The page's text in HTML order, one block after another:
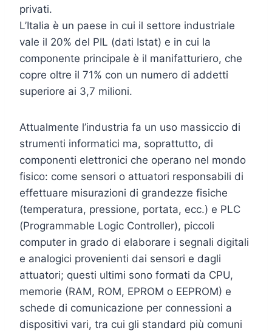
privati.
L’Italia è un paese in cui il settore industriale
vale il 20% del PIL (dati Istat) e in cui la
componente principale è il manifatturiero, che
copre oltre il 71% con un numero di addetti
superiore ai 3,7 milioni.
Attualmente l’industria fa un uso massiccio di
strumenti informatici ma, soprattutto, di
componenti elettronici che operano nel mondo
fisico: come sensori o attuatori responsabili di
effettuare misurazioni di grandezze fisiche
(temperatura, pressione, portata, ecc.) e PLC
(Programmable Logic Controller), piccoli
computer in grado di elaborare i segnali digitali
e analogici provenienti dai sensori e dagli
attuatori; questi ultimi sono formati da CPU,
memorie (RAM, ROM, EPROM o EEPROM) e
schede di comunicazione per connessioni a
dispositivi vari, tra cui gli standard più comuni